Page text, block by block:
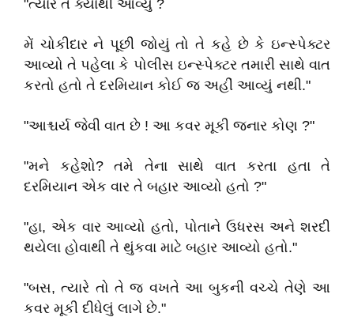
"ત્યારે તે ક્યાંથી આવ્યું ?
મેં ચોકીદાર ને પૂછી જોયું તો તે કહે છે કે ઇન્સ્પેક્ટર
આવ્યો તે પહેલા કે પોલીસ ઇન્સ્પેક્ટર તમારી સાથે વાત
કરતો હતો તે દરમિયાન કોઈ જ અહીં આવ્યું નથી."
"આશ્ચર્ય જેવી વાત છે ! આ કવર મૂકી જનાર કોણ ?"
"મને કહેશો? તમે તેના સાથે વાત કરતા હતા તે
દરમિયાન એક વાર તે બહાર આવ્યો હતો ?"
"હા, એક વાર આવ્યો હતો, પોતાને ઉધરસ અને શરદી
થયેલા હોવાથી તે થુંકવા માટે બહાર આવ્યો હતો."
"બસ, ત્યારે તો તે જ વખતે આ બુકની વચ્ચે તેણે આ
કવર મૂકી દીધેલું લાગે છે."